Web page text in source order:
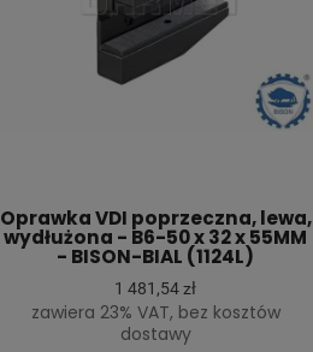
Oprawka VDI poprzeczna, lewa,
wydłużona - B6-50 x 32 x 55MM
- BISON-BIAL (1124L)
1 481,54 zł
zawiera 23% VAT, bez kosztów
dostawy